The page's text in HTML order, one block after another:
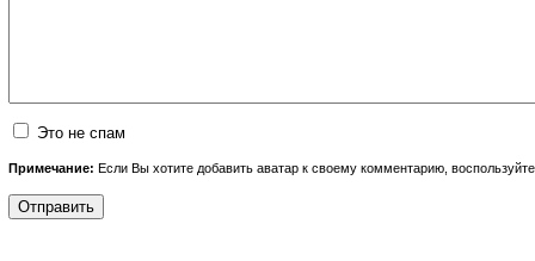
Это не спам
Примечание: Если Вы хотите добавить аватар к своему комментарию,